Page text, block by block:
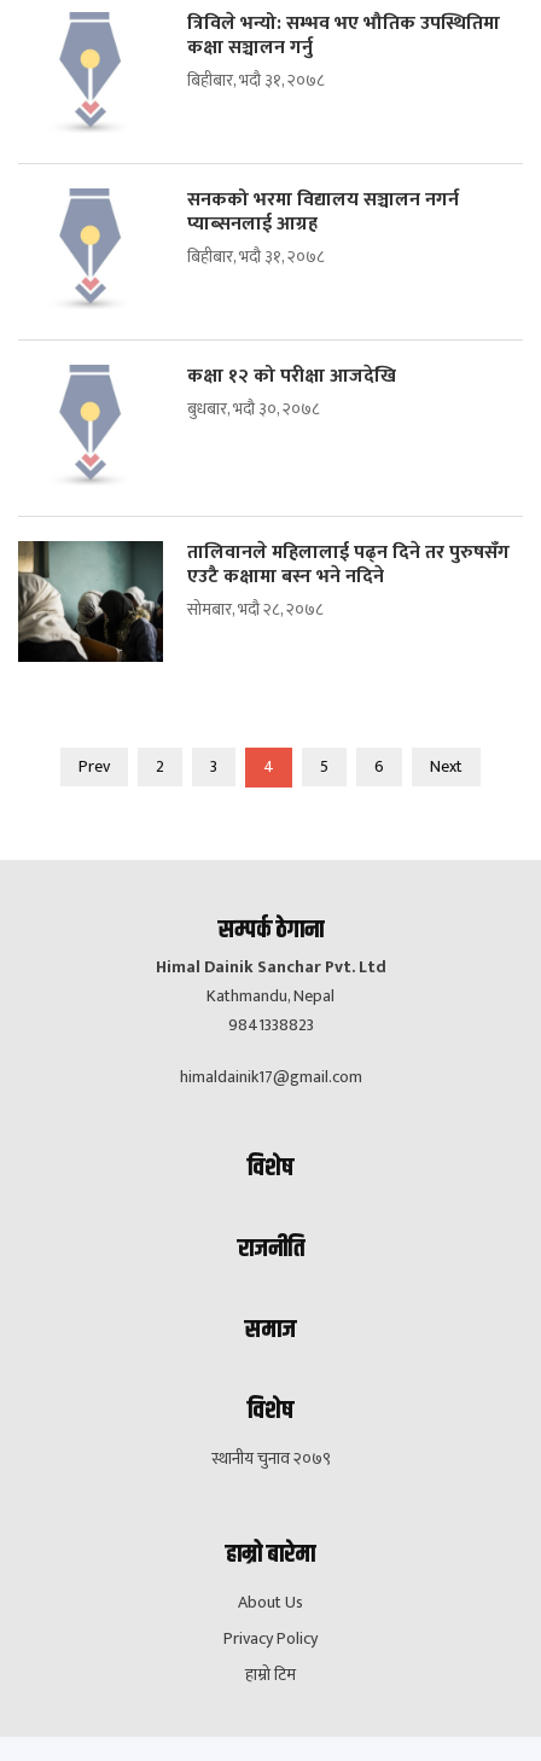
त्रिविले भन्यो: सम्भव भए भौतिक उपस्थितिमा
कक्षा सञ्चालन गर्नु
बिहीबार, भदौ ३१, २०७८
सनकको भरमा विद्यालय सञ्चालन नगर्न
प्याब्सनलाई आग्रह
बिहीबार, भदौ ३१, २०७८
कक्षा १२ को परीक्षा आजदेखि
बुधबार, भदौ ३०, २०७८
तालिवानले महिलालाई पढ्न दिने तर पुरुषसँग
एउटै कक्षामा बस्न भने नदिने
सोमबार, भदौ २८, २०७८
Prev 2 3 4 5 6 Next
सम्पर्क ठेगाना
Himal Dainik Sanchar Pvt. Ltd
Kathmandu, Nepal
9841338823
himaldainik17@gmail.com
विशेष
राजनीति
समाज
विशेष
स्थानीय चुनाव २०७९
हाम्रो बारेमा
About Us
Privacy Policy
हाम्रो टिम